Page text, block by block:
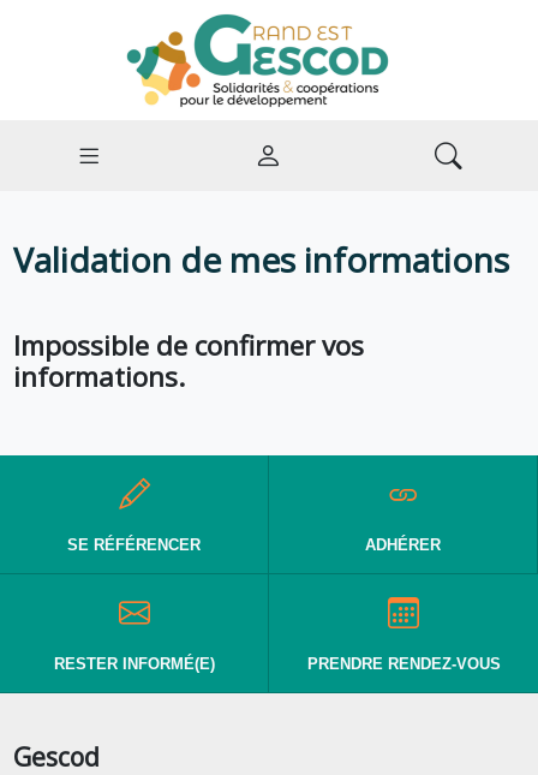
Validation de mes informations
Impossible de confirmer vos
informations.
SE RÉFÉRENCER ADHÉRER
RESTER INFORMÉ(E) PRENDRE RENDEZ-VOUS
Gescod